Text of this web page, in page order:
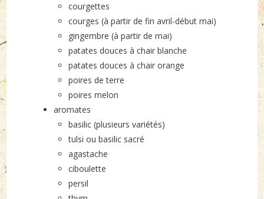
courgettes
courges (à partir de fin avril-début mai)
gingembre (à partir de mai)
patates douces à chair blanche
patates douces à chair orange
poires de terre
poires melon
aromates
basilic (plusieurs variétés)
tulsi ou basilic sacré
agastache
ciboulette
persil